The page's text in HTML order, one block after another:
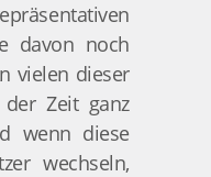
davon noch
vielen dieser
Zeit ganz
wenn diese
wechseln,